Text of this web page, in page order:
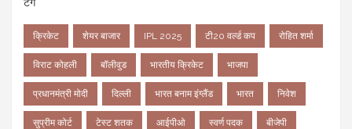
क्रिकेट शेयर बाजार IPL 2025 टी20 वर्ल्ड कप रोहित शर्मा
विराट कोहली बॉलीवुड भारतीय क्रिकेट भाजपा
प्रधानमंत्री मोदी दिल्ली भारत बनाम इंग्लैंड भारत निवेश
सुप्रीम कोर्ट टेस्ट शतक आईपीओ स्वर्ण पदक बीजेपी